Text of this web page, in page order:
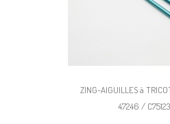
ZING-AIGUILLES à
47246 /